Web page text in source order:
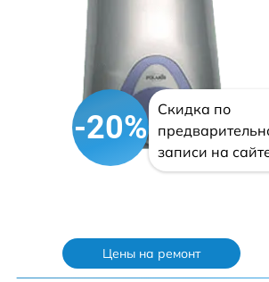
-20%
Скидка по
записи на
Цены на ремонт